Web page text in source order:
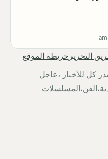
التحرير خريطة الموقع
كل للأخبار ،عاجل